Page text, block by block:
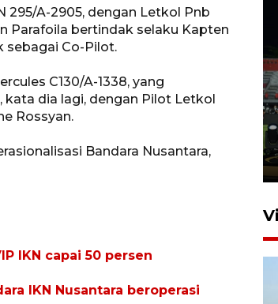
295/A-2905, dengan Letkol Pnb
Parafoila bertindak selaku Kapten
sebagai Co-Pilot.
C130/A-1338, yang
dia lagi, dengan Pilot Letkol
Rossyan.
Bandara Nusantara,
IKN capai 50 persen
IKN Nusantara beroperasi
Tiga matra TNI unjuk
kemampuan tempur Perisai
Trisila Nusantara dalam
latihan di Kepri